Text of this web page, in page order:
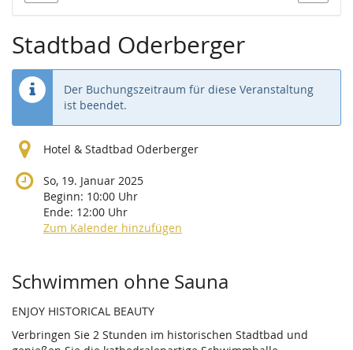
Stadtbad Oderberger
Der Buchungszeitraum für diese Veranstaltung
ist beendet.
Hotel & Stadtbad Oderberger
So, 19. Januar 2025
Beginn: 10:00 Uhr
Ende: 12:00 Uhr
Zum Kalender hinzufügen
Produkte
Schwimmen ohne Sauna
ENJOY HISTORICAL BEAUTY
Verbringen Sie 2 Stunden im historischen Stadtbad und